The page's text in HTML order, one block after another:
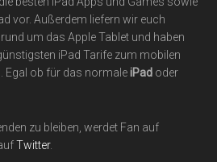
vor. Außerdem liefern wir euch
um das Apple Tablet und haben
iPad Tarife zum mobilen
Egal ob für das normaleiPad oder
zu bleiben, werdet Fan auf
Twitter.